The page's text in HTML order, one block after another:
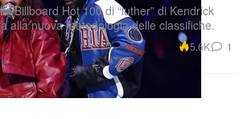
Billboard Hot 100 di “luther” di Kendrick
alla nuova metodologia delle classifiche.
5.6K 1